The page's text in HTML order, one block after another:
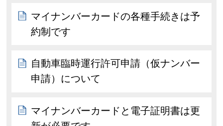
マイナンバーカードの各種手続きは予
約制です
自動車臨時運行許可申請（仮ナンバー
申請）について
マイナンバーカードと電子証明書は更